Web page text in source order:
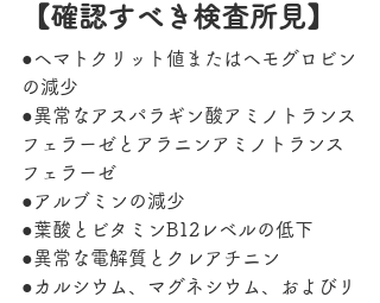
【確認すべき検査所見】
●ヘマトクリット値またはヘモグロビン
の減少
●異常なアスパラギン酸アミノトランス
フェラーゼとアラニンアミノトランス
フェラーゼ
●アルブミンの減少
●葉酸とビタミンB12レベルの低下
●異常な電解質とクレアチニン
●カルシウム、マグネシウム、およびリ